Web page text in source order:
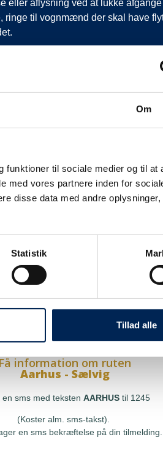
Om
funktioner til sociale medier og til at
med vores partnere inden for
disse data med andre
Statistik
Tillad alle
eller aflysning ved at lukke
ringe til vognmænd der skal have
travlt, når vi oplever forsinkelser
med her på siden og ikke ringe
Få information om ruten
Hou - Sælvig
en sms bekræftelse på din tilmelding.
Få information om ruten
Aarhus - Sælvig
en sms med teksten AARHUStil 1245
(Koster alm. sms-takst).
en sms bekræftelse på din tilmelding.